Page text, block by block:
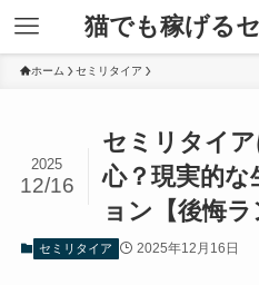
猫でも稼げる
ホーム セミリタイア
セミリタイ
心？現実的
ョン【後悔ラ
2025
12/16
セミリタイア 2025年12月16日